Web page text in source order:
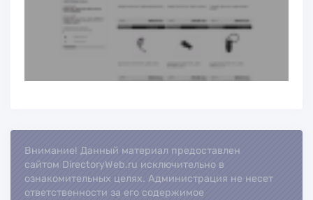
Внимание! Данный материал предоставлен
сайтом DirectoryWeb.ru исключительно в
ознакомительных целях. Администрация не несет
ответственности за его содержимое